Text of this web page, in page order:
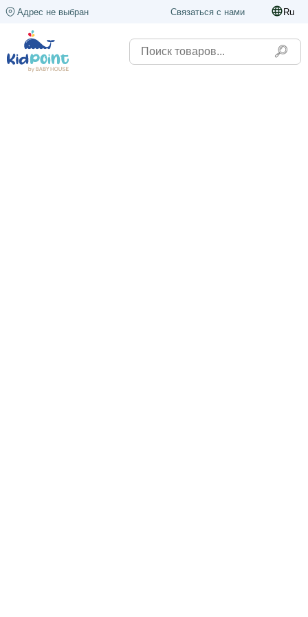
Адрес не выбран Связаться с нами Ru